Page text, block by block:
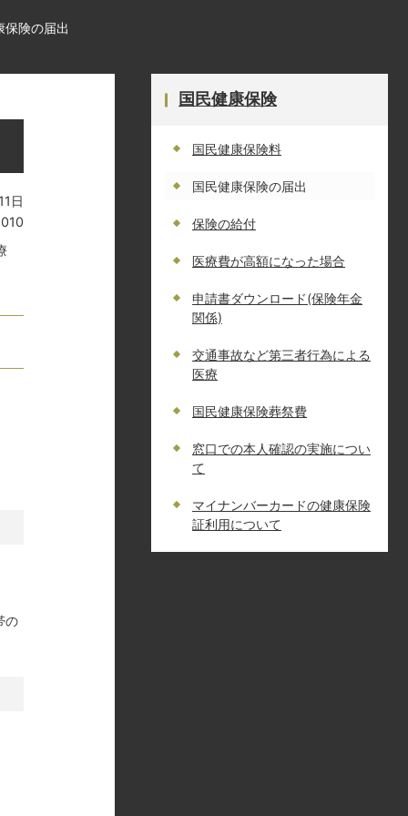
保険の届出
日
の
国民健康保険
国民健康保険料
国民健康保険の届出
保険の給付
医療費が高額になった場合
申請書ダウンロード(保険年金
関係)
交通事故など第三者行為による
医療
国民健康保険葬祭費
窓口での本人確認の実施につい
て
マイナンバーカードの健康保険
証利用について